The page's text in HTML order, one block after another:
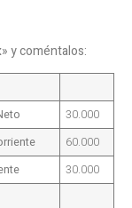
y coméntalos:
30.000
60.000
30.000